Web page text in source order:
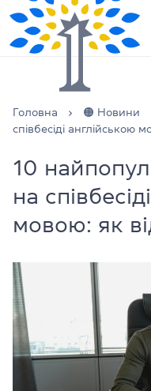
Головна 🟠 Новини
співбесіді англійською
10
на
мовою: як